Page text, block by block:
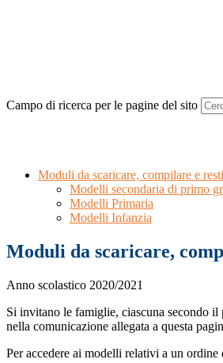
Campo di ricerca per le pagine del sito
Moduli da scaricare, compilare e
Modelli secondaria di primo
Modelli Primaria
Modelli Infanzia
Moduli da scaricare,
Anno scolastico 2020/2021
Si invitano le famiglie, ciascuna secondo
nella comunicazione allegata a questa
Per accedere ai modelli relativi a un